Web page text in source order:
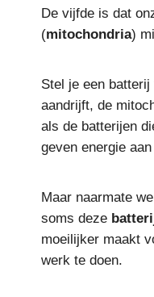
De vijfde is dat
(mitochondria)
Stel je een
aandrijft, de
als de batterijen
geven energie
Maar naarmate
soms deze
moeilijker maakt
werk te doen.